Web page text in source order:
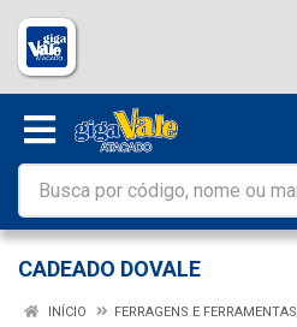
CADEADO DOVALE
INÍCIO
FERRAGENS E FERRAMENTAS